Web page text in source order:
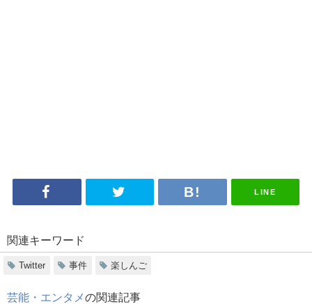
LINE
関連キーワード
Twitter 事件 楽しんご
芸能・エンタメの関連記事